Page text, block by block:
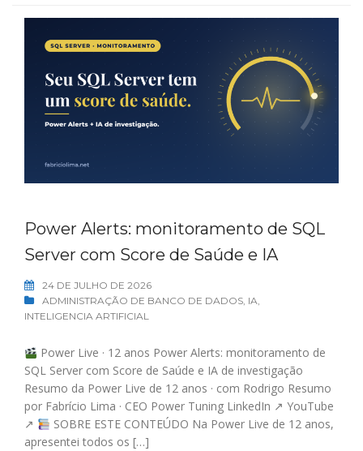
Power Alerts: monitoramento de SQL
Server com Score de Saúde e IA
24 DE JULHO DE 2026
ADMINISTRAÇÃO DE BANCO DE DADOS, IA,
INTELIGENCIA ARTIFICIAL
Power Live · 12 anos Power Alerts: monitoramento de
SQL Server com Score de Saúde e IA de investigação
Resumo da Power Live de 12 anos · com Rodrigo Resumo
por Fabrício Lima · CEO Power Tuning LinkedIn ↗ YouTube
↗
SOBRE ESTE CONTEÚDO Na Power Live de 12 anos,
apresentei todos os […]